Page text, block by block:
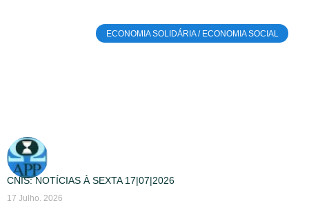
ECONOMIA SOLIDÁRIA / ECONOMIA SOCIAL
CNIS: NOTÍCIAS À SEXTA 17|07|2026
17 Julho, 2026